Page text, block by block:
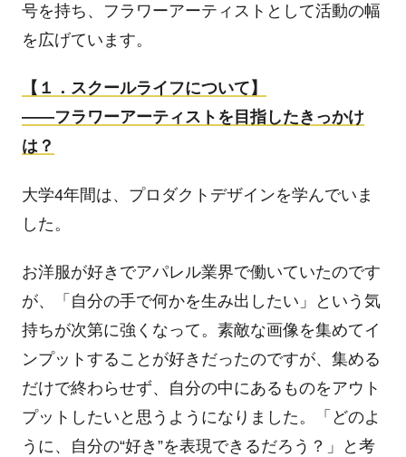
号を持ち、フラワーアーティストとして活動の幅
を広げています。
【１．スクールライフについて】
――フラワーアーティストを目指したきっかけ
は？
大学4年間は、プロダクトデザインを学んでいま
した。
お洋服が好きでアパレル業界で働いていたのです
が、「自分の手で何かを生み出したい」という気
持ちが次第に強くなって。素敵な画像を集めてイ
ンプットすることが好きだったのですが、集める
だけで終わらせず、自分の中にあるものをアウト
プットしたいと思うようになりました。「どのよ
うに、自分の“好き”を表現できるだろう？」と考